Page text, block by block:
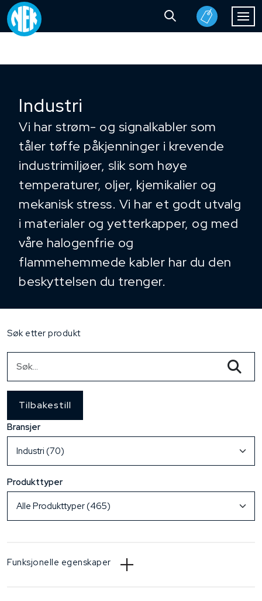
Industri
Vi har strøm- og signalkabler som
tåler tøffe påkjenninger i krevende
industrimiljøer, slik som høye
temperaturer, oljer, kjemikalier og
mekanisk stress. Vi har et godt utvalg
i materialer og yetterkapper, og med
våre halogenfrie og
flammehemmede kabler har du den
beskyttelsen du trenger.
Søk etter produkt
Tilbakestill
Bransjer
Produkttyper
Funksjonelle egenskaper